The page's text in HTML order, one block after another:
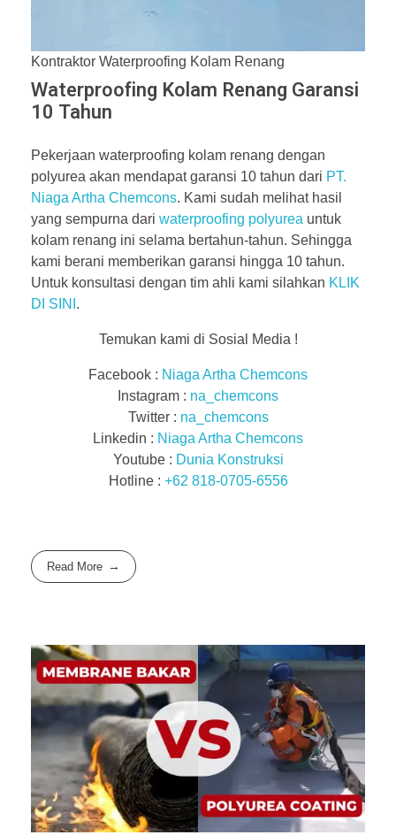
Kontraktor Waterproofing Kolam Renang
Waterproofing Kolam Renang Garansi
10 Tahun
Pekerjaan waterproofing kolam renang dengan
polyurea akan mendapat garansi 10 tahun dari PT.
Niaga Artha Chemcons. Kami sudah melihat hasil
yang sempurna dari waterproofing polyurea untuk
kolam renang ini selama bertahun-tahun. Sehingga
kami berani memberikan garansi hingga 10 tahun.
Untuk konsultasi dengan tim ahli kami silahkan KLIK
DI SINI .
Temukan kami di Sosial Media !
Facebook : Niaga Artha Chemcons
Instagram : na_chemcons
Twitter : na_chemcons
Linkedin : Niaga Artha Chemcons
Youtube : Dunia Konstruksi
Hotline : +62 818-0705-6556
Read More